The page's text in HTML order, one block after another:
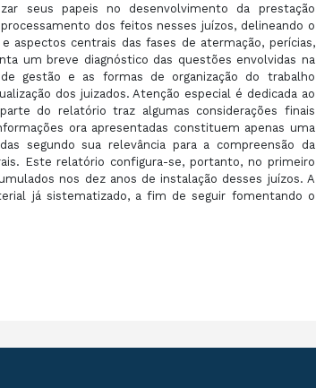
seus papeis no desenvolvimento da prestação
dos feitos nesses juízos, delineando o
aspectos centrais das fases de atermação, perícias,
um breve diagnóstico das questões envolvidas na
gestão e as formas de organização do trabalho
dos juizados. Atenção especial é dedicada ao
do relatório traz algumas considerações finais
ora apresentadas constituem apenas uma
segundo sua relevância para a compreensão da
Este relatório configura-se, portanto, no primeiro
nos dez anos de instalação desses juízos. A
já sistematizado, a fim de seguir fomentando o